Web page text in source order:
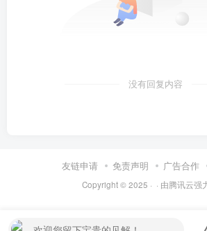
没有回复内容
友链申请 免责声明 广告合作
Copyright © 2025 · · 由腾讯云强